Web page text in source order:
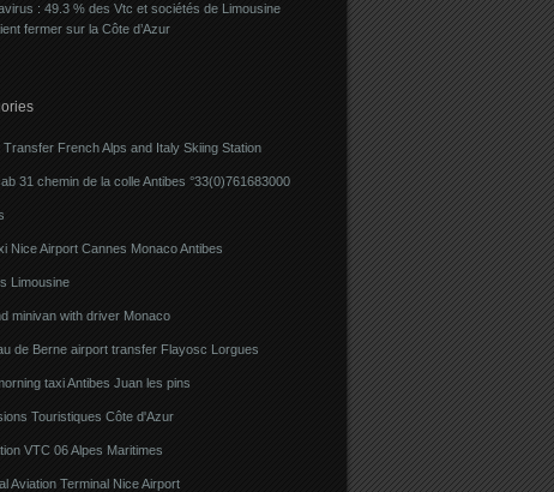
: 49.3 % des Vtc et sociétés de Limousine
fermer sur la Côte d’Azur
Transfer French Alps and Italy Skiing Station
31 chemin de la colle Antibes °33(0)761683000
Nice Airport Cannes Monaco Antibes
Limousine
minivan with driver Monaco
de Berne airport transfer Flayosc Lorgues
taxi Antibes Juan les pins
Touristiques Côte d'Azur
VTC 06 Alpes Maritimes
Aviation Terminal Nice Airport